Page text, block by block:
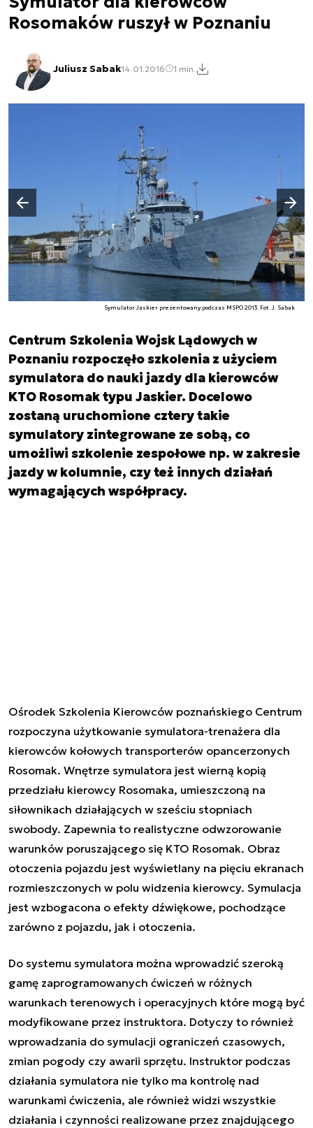
Rosomaków ruszył w Poznaniu
Juliusz Sabak14.01.2016 1 min.
Symulator Jaskier prezentowany podczas MSPO 2013. Fot. J. Sabak
Poprzedni slajd
Następny slajd
Centrum Szkolenia Wojsk Lądowych w
Poznaniu rozpoczęło szkolenia z użyciem
symulatora do nauki jazdy dla kierowców
KTO Rosomak typu Jaskier. Docelowo
zostaną uruchomione cztery takie
symulatory zintegrowane ze sobą, co
umożliwi szkolenie zespołowe np. w zakresie
jazdy w kolumnie, czy też innych działań
wymagających współpracy.
Ośrodek Szkolenia Kierowców poznańskiego Centrum
rozpoczyna użytkowanie symulatora-trenażera dla
kierowców kołowych transporterów opancerzonych
Rosomak. Wnętrze symulatora jest wierną kopią
przedziału kierowcy Rosomaka, umieszczoną na
siłownikach działających w sześciu stopniach
swobody. Zapewnia to realistyczne odwzorowanie
warunków poruszającego się KTO Rosomak. Obraz
otoczenia pojazdu jest wyświetlany na pięciu ekranach
rozmieszczonych w polu widzenia kierowcy. Symulacja
jest wzbogacona o efekty dźwiękowe, pochodzące
zarówno z pojazdu, jak i otoczenia.
Do systemu symulatora można wprowadzić szeroką
gamę zaprogramowanych ćwiczeń w różnych
warunkach terenowych i operacyjnych które mogą być
modyfikowane przez instruktora. Dotyczy to również
wprowadzania do symulacji ograniczeń czasowych,
zmian pogody czy awarii sprzętu. Instruktor podczas
działania symulatora nie tylko ma kontrolę nad
warunkami ćwiczenia, ale również widzi wszystkie
działania i czynności realizowane przez znajdującego